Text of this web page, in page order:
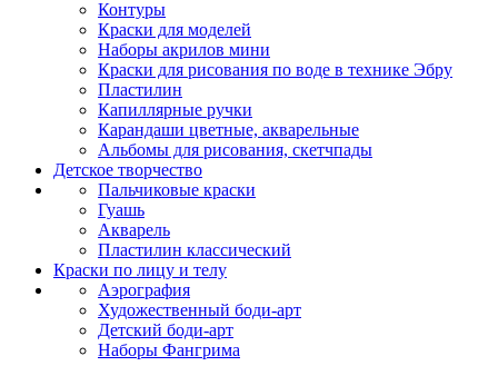
Контуры
Краски для моделей
Наборы акрилов мини
Краски для рисования по воде в технике Эбру
Пластилин
Капиллярные ручки
Карандаши цветные, акварельные
Альбомы для рисования, скетчпады
Детское творчество
Пальчиковые краски
Гуашь
Акварель
Пластилин классический
Краски по лицу и телу
Аэрография
Художественный боди-арт
Детский боди-арт
Наборы Фангрима